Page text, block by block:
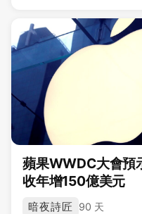
蘋果WWDC大會預
收年增150億美元
暗夜詩匠 90 天